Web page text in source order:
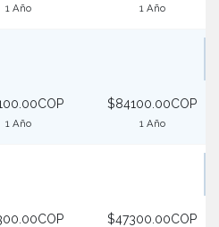
1 Año 1 Año
1 Año
$84100.00COP
1 Año
$47300.00COP